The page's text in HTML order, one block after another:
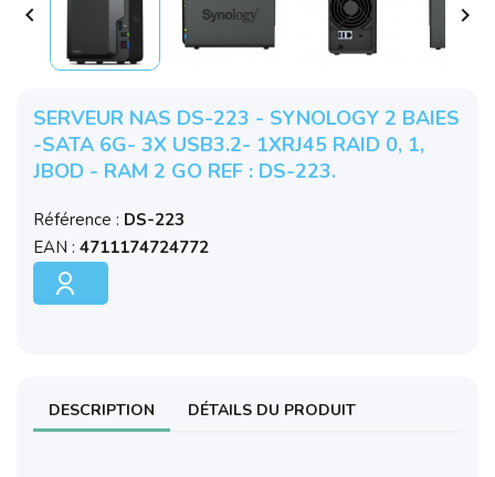
 
SERVEUR NAS DS-223 - SYNOLOGY 2 BAIES
-SATA 6G- 3X USB3.2- 1XRJ45 RAID 0, 1,
JBOD - RAM 2 GO REF : DS-223.
Référence : DS-223
EAN : 4711174724772
DESCRIPTION DÉTAILS DU PRODUIT